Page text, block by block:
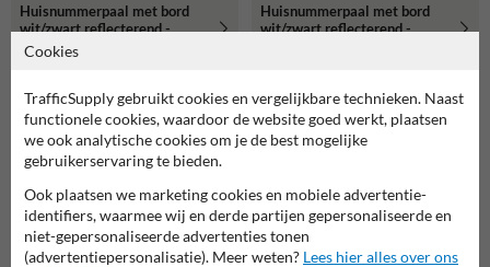
Huisnummerpaal met bord
wit/zwart reflecterend -
klassiek lettertype
Huisnummerpaal met bord
wit/zwart reflecterend -
Gerelateerde producten
Cookies
TrafficSupply gebruikt cookies en vergelijkbare technieken. Naast
functionele cookies, waardoor de website goed werkt, plaatsen
we ook analytische cookies om je de best mogelijke
gebruikerservaring te bieden.
Ook plaatsen we marketing cookies en mobiele advertentie-
identifiers, waarmee wij en derde partijen gepersonaliseerde en
niet-gepersonaliseerde advertenties tonen
(advertentiepersonalisatie). Meer weten? Lees hier alles over ons